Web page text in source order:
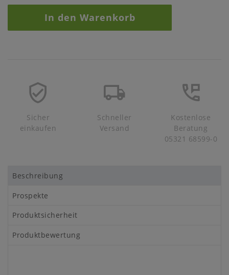
In den Warenkorb
Sicher
einkaufen
Schneller
Versand
Kostenlose
Beratung
05321 68599-0
Beschreibung
Prospekte
Produktsicherheit
Produktbewertung